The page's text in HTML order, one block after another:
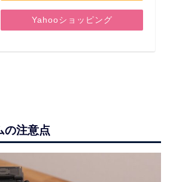
Yahooショッピング
の注意点